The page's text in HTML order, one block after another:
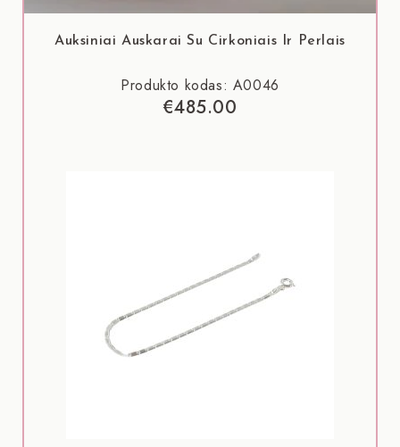
Auksiniai Auskarai Su Cirkoniais Ir Perlais
Produkto kodas: A0046
€485.00